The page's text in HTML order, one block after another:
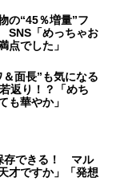
の“45％増量”フ
SNS「めっちゃお
点でした」
面長”も気になる
返り！？「めち
も華やか」
存できる！ マル
才ですか」「発想